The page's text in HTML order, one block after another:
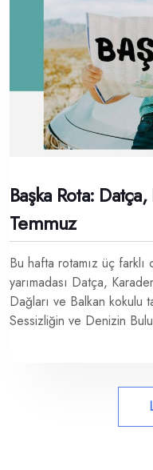
Başka Rota:
Temmuz
Bu hafta rotamız üç farklı
yarımadası Datça,
Dağları ve Balkan kokulu
Sessizliğin ve Denizin